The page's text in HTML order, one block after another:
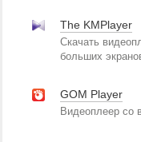
The KMPlayer
Скачать
больших
GOM Player
Видеоплеер со